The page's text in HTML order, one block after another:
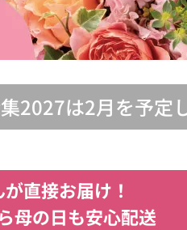
2027は2月を予定
直接お届け！
母の日も安心配送